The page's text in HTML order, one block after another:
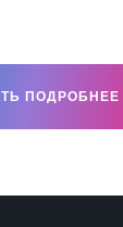
ПОДРОБНЕЕ